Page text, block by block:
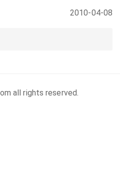
2010-04-08
all rights reserved.